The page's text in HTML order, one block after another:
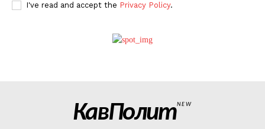
I've read and accept the Privacy Policy.
КавПолитNEW